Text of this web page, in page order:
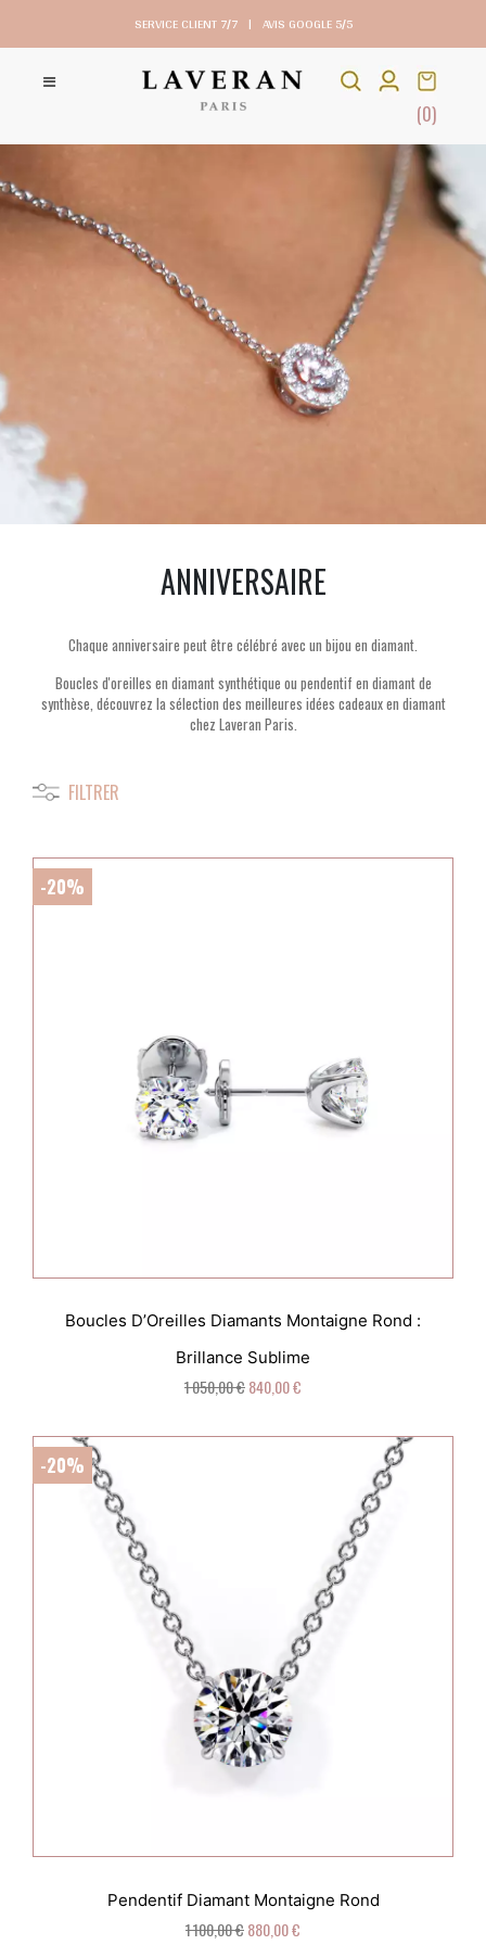
SERVICE CLIENT 7/7 | AVIS GOOGLE 5/5
(0)
ANNIVERSAIRE
Chaque anniversaire peut être célébré avec un bijou en diamant.
Boucles d'oreilles en diamant synthétique ou pendentif en diamant de
synthèse, découvrez la sélection des meilleures idées cadeaux en diamant
chez Laveran Paris.
FILTRER
Boucles D’Oreilles Diamants Montaigne Rond :
Brillance Sublime
1 050,00 €840,00 €
-20%
Pendentif Diamant Montaigne Rond
1 100,00 €880,00 €
-20%